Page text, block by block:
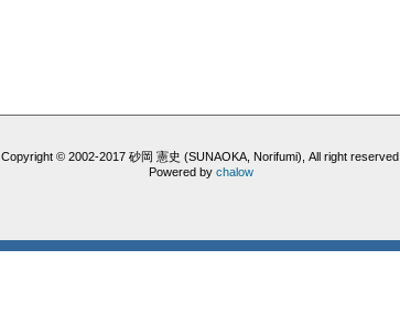
Copyright © 2002-2017 砂岡 憲史 (SUNAOKA, Norifumi), All right reserved.
Powered by chalow